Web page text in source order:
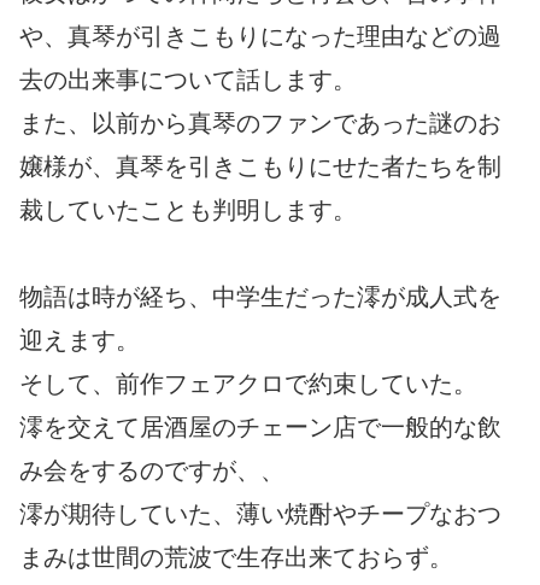
や、真琴が引きこもりになった理由などの過
去の出来事について話します。
また、以前から真琴のファンであった謎のお
嬢様が、真琴を引きこもりにせた者たちを制
裁していたことも判明します。
物語は時が経ち、中学生だった澪が成人式を
迎えます。
そして、前作フェアクロで約束していた。
澪を交えて居酒屋のチェーン店で一般的な飲
み会をするのですが、、
澪が期待していた、薄い焼酎やチープなおつ
まみは世間の荒波で生存出来ておらず。